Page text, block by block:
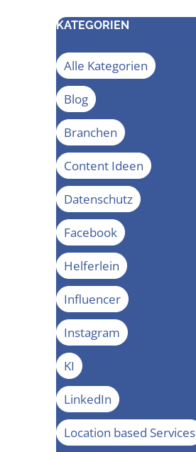
KATEGORIEN
Alle Kategorien
Blog
Branchen
Content Ideen
Datenschutz
Facebook
Helferlein
Influencer
Instagram
KI
LinkedIn
Location based Services